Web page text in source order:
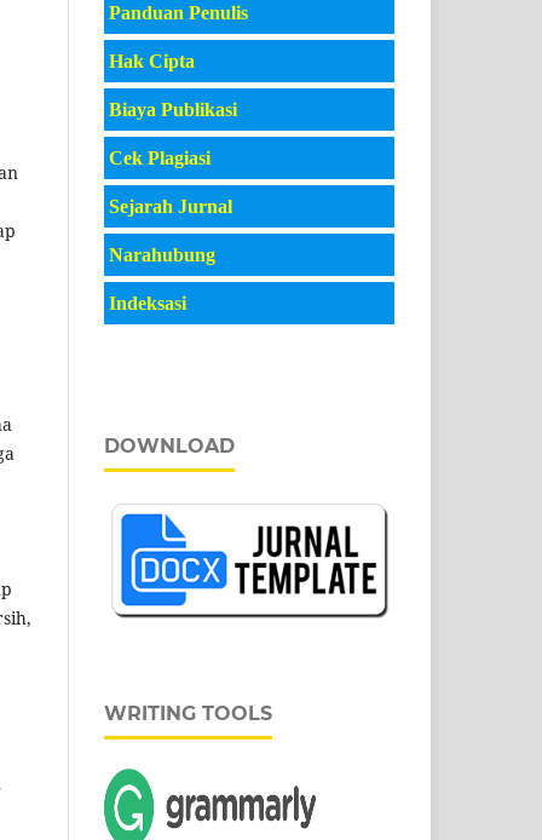
Panduan Penulis
Hak Cipta
Biaya Publikasi
Cek Plagiasi
Sejarah Jurnal
Narahubung
Indeksasi
DOWNLOAD
WRITING TOOLS